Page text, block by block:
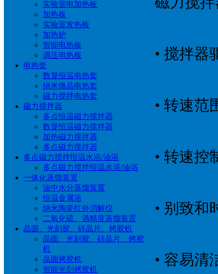
实验室电加热板
加热板
实验室发热板
加热炉
智能电热板
调压电热板
电热套
数显恒温电热套
纳米微晶电热套
磁力搅拌电热套
磁力搅拌器
多点恒温磁力搅拌器
数显恒温磁力搅拌器
加热磁力搅拌器
多点磁力搅拌器
多点磁力搅拌恒温水浴/油浴
多点磁力搅拌恒温水浴/油浴
一体化蒸馏装置
油中水分蒸馏装置
恒温金属浴
纳米陶瓷红外消解仪
二氧化硫、酒精度蒸馏装置
晶圆、光刻胶、硅晶片、烤胶机
晶圆、光刻胶、硅晶片、烤胶
机
晶圆烤胶机
智能光刻烤胶机
• 搅拌器
• 转速范
• 转速控
• 别致和
• 容易清